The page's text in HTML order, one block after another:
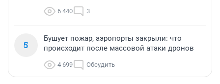
6 440 3
5
Бушует пожар, аэропорты закрыли: что
происходит после массовой атаки дронов
4 699 Обсудить